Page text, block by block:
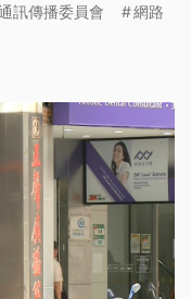
言論加註警語，這
做還有待商榷。
訊傳播委員會
網路